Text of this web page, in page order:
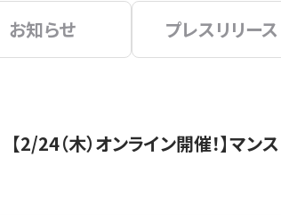
お知らせ プレスリリース
【2/24（木）オンライン開催！】